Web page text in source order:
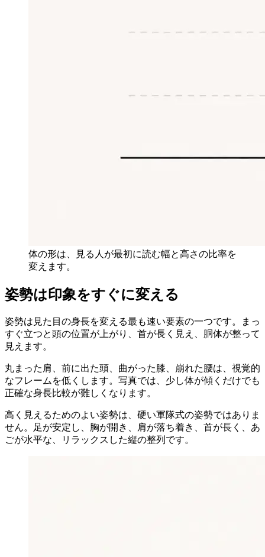
体の形は、見る人が最初に読む幅と高さの比率を
変えます。
姿勢は印象をすぐに変える
姿勢は見た目の身長を変える最も速い要素の一つです。まっ
すぐ立つと頭の位置が上がり、首が長く見え、胴体が整って
見えます。
丸まった肩、前に出た頭、曲がった膝、崩れた腰は、視覚的
なフレームを低くします。写真では、少し体が傾くだけでも
正確な身長比較が難しくなります。
高く見えるためのよい姿勢は、硬い軍隊式の姿勢ではありま
せん。足が安定し、胸が開き、肩が落ち着き、首が長く、あ
ごが水平な、リラックスした縦の整列です。